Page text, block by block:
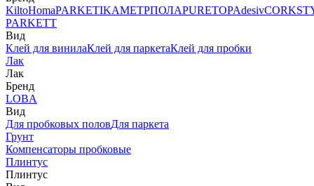
KiltoHomaPARKETIKAМЕТРПОЛАPURETOPAdesiv
PARKETT
Вид
Клей для винилаКлей для паркетаКлей для пробки
Лак
Лак
Бренд
LOBA
Вид
Для пробковых половДля паркета
Грунт
Компенсаторы пробковые
Плинтус
Плинтус